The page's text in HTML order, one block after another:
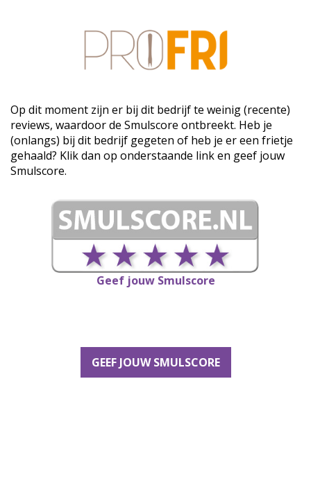
Op dit moment zijn er bij dit bedrijf te weinig (recente)
reviews, waardoor de Smulscore ontbreekt. Heb je
(onlangs) bij dit bedrijf gegeten of heb je er een frietje
gehaald? Klik dan op onderstaande link en geef jouw
Smulscore.
Geef jouw Smulscore
GEEF JOUW SMULSCORE